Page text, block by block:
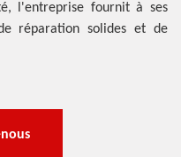
l'entreprise fournit à ses
réparation solides et de